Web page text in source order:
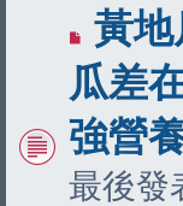
有
新
文
章
黃
瓜差
強營
最後發